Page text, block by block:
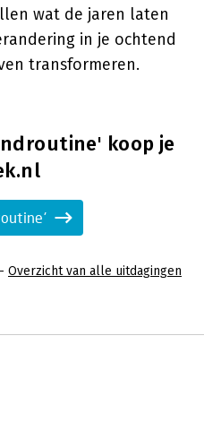
wat de jaren laten
in je ochtend
transformeren.
koop je
- Overzicht van alle uitdagingen